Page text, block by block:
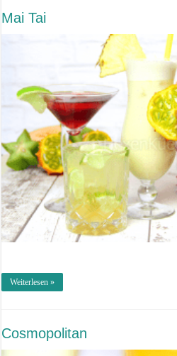
Mai Tai
Weiterlesen »
Cosmopolitan